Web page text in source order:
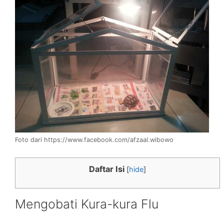
Foto dari https://www.facebook.com/afzaal.wibowo
Daftar Isi [hide]
Mengobati Kura-kura Flu